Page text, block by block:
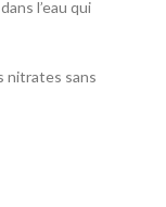
l’eau qui
nitrates sans